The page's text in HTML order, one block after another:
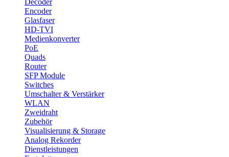
Encoder
Glasfaser
HD-TVI
Medienkonverter
PoE
Quads
Router
SFP Module
Switches
Umschalter & Verstärker
WLAN
Zweidraht
Zubehör
Visualisierung & Storage
Analog Rekorder
Dienstleistungen